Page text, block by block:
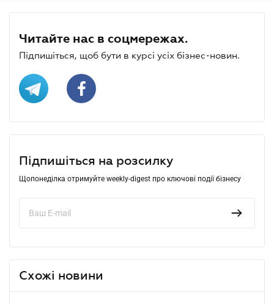
Читайте нас в соцмережах.
Підпишіться, щоб бути в курсі усіх бізнес-новин.
Підпишіться на розсилку
Щопонеділка отримуйте weekly-digest про ключові події бізнесу
Схожі новини